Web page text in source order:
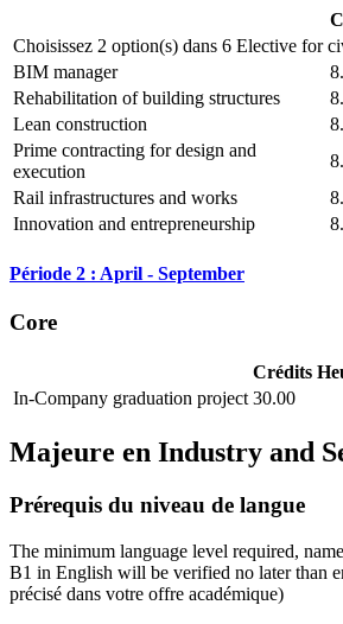
Choisissez 2 option(s) dans 6 Elective for
BIM manager
Rehabilitation of building structures
Lean construction
Prime contracting for design and
execution
Rail infrastructures and works
Innovation and entrepreneurship
Période 2 : April - September
Core
Crédits
In-Company graduation project 30.00
Majeure en Industry and
Prérequis du niveau de langue
The minimum language level required,
B1 in English will be verified no later than
précisé dans votre offre académique)